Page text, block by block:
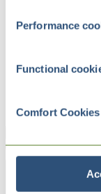
Performance
Functional
Comfort Cookies